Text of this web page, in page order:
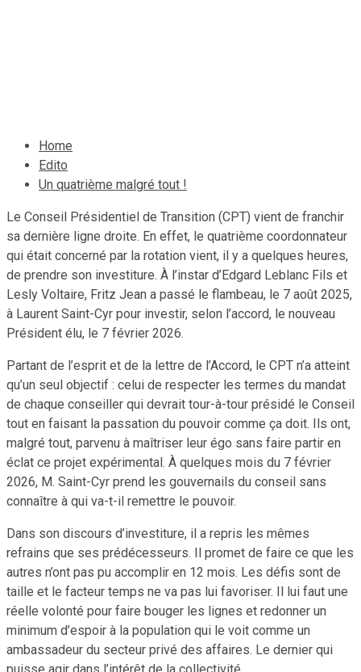
Home
Edito
Un quatrième malgré tout !
Le Conseil Présidentiel de Transition (CPT) vient de franchir
sa dernière ligne droite. En effet, le quatrième coordonnateur
qui était concerné par la rotation vient, il y a quelques heures,
de prendre son investiture. À l’instar d’Edgard Leblanc Fils et
Lesly Voltaire, Fritz Jean a passé le flambeau, le 7 août 2025,
à Laurent Saint-Cyr pour investir, selon l’accord, le nouveau
Président élu, le 7 février 2026.
Partant de l’esprit et de la lettre de l’Accord, le CPT n’a atteint
qu’un seul objectif : celui de respecter les termes du mandat
de chaque conseiller qui devrait tour-à-tour présidé le Conseil
tout en faisant la passation du pouvoir comme ça doit. Ils ont,
malgré tout, parvenu à maîtriser leur égo sans faire partir en
éclat ce projet expérimental. À quelques mois du 7 février
2026, M. Saint-Cyr prend les gouvernails du conseil sans
connaître à qui va-t-il remettre le pouvoir.
Dans son discours d’investiture, il a repris les mêmes
refrains que ses prédécesseurs. Il promet de faire ce que les
autres n’ont pas pu accomplir en 12 mois. Les défis sont de
taille et le facteur temps ne va pas lui favoriser. Il lui faut une
réelle volonté pour faire bouger les lignes et redonner un
minimum d’espoir à la population qui le voit comme un
ambassadeur du secteur privé des affaires. Le dernier qui